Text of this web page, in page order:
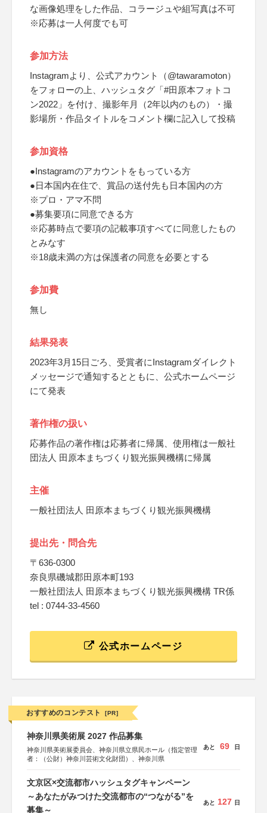
な画像処理をした作品、コラージュや組写真は不可
※応募は一人何度でも可
参加方法
Instagramより、公式アカウント（@tawaramoton）
をフォローの上、ハッシュタグ「#田原本フォトコ
ン2022」を付け、撮影年月（2年以内のもの）・撮
影場所・作品タイトルをコメント欄に記入して投稿
参加資格
●Instagramのアカウントをもっている方
●日本国内在住で、賞品の送付先も日本国内の方
※プロ・アマ不問
●募集要項に同意できる方
※応募時点で要項の記載事項すべてに同意したもの
とみなす
※18歳未満の方は保護者の同意を必要とする
参加費
無し
結果発表
2023年3月15日ごろ、受賞者にInstagramダイレクト
メッセージで通知するとともに、公式ホームページ
にて発表
著作権の扱い
応募作品の著作権は応募者に帰属、使用権は一般社
団法人 田原本まちづくり観光振興機構に帰属
主催
一般社団法人 田原本まちづくり観光振興機構
提出先・問合先
〒636-0300
奈良県磯城郡田原本町193
一般社団法人 田原本まちづくり観光振興機構 TR係
tel : 0744-33-4560
公式ホームページ
おすすめのコンテスト [PR]
神奈川県美術展 2027 作品募集
神奈川県美術展委員会、神奈川県立県民ホール（指定管理
者：（公財）神奈川芸術文化財団）、神奈川県
あと 69 日
文京区×交流都市ハッシュタグキャンペーン
～あなたがみつけた交流都市の“つながる”を
募集～
あと 127 日